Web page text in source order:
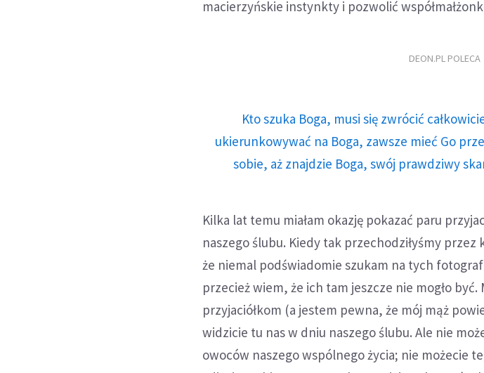
macierzyńskie instynkty i pozwolić
DEON.PL POLECA
Kto szuka Boga, musi się zwrócić
ukierunkowywać na Boga, zawsze mieć Go
sobie, aż znajdzie Boga, swój prawdziwy
Kilka lat temu miałam okazję pokazać paru
naszego ślubu. Kiedy tak przechodziłyśmy
że niemal podświadomie szukam na tych
przecież wiem, że ich tam jeszcze nie mogło
przyjaciółkom (a jestem pewna, że mój mąż
widzicie tu nas w dniu naszego ślubu. Ale nie
owoców naszego wspólnego życia; nie możecie